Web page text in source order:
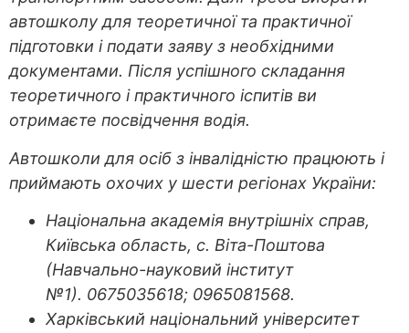
автошколу для теоретичної та практичної
підготовки і подати заяву з необхідними
документами. Після успішного складання
теоретичного і практичного іспитів ви
отримаєте посвідчення водія.
Автошколи для осіб з інвалідністю працюють і
приймають охочих у шести регіонах України:
Національна академія внутрішніх справ,
Київська область, с. Віта-Поштова
(Навчально-науковий інститут
№1). 0675035618; 0965081568.
Харківський національний університет